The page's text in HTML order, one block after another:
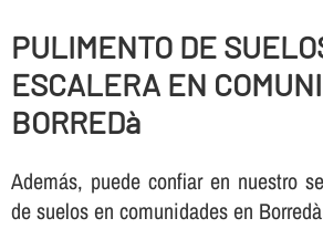
PULIMENTO DE
ESCALERA EN
BORREDà
Además, puede confiar en nuestro
de suelos en comunidades en